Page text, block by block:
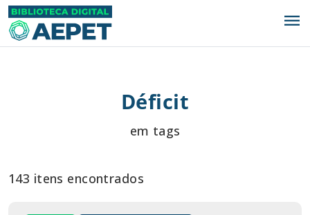
menu
Déficit
em tags
143 itens encontrados